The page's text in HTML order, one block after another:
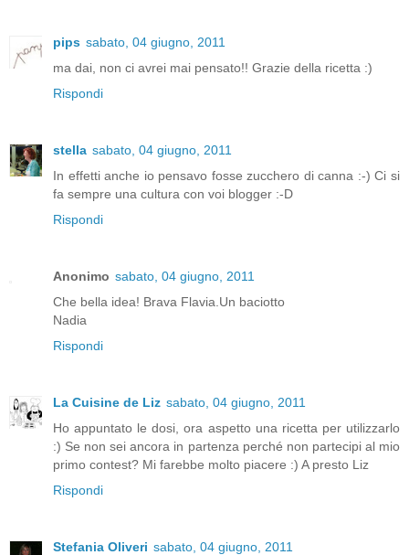
pips sabato, 04 giugno, 2011
ma dai, non ci avrei mai pensato!! Grazie della ricetta :)
Rispondi
stella sabato, 04 giugno, 2011
In effetti anche io pensavo fosse zucchero di canna :-) Ci si
fa sempre una cultura con voi blogger :-D
Rispondi
Anonimo sabato, 04 giugno, 2011
Che bella idea! Brava Flavia.Un baciotto
Nadia
Rispondi
La Cuisine de Liz sabato, 04 giugno, 2011
Ho appuntato le dosi, ora aspetto una ricetta per utilizzarlo
:) Se non sei ancora in partenza perché non partecipi al mio
primo contest? Mi farebbe molto piacere :) A presto Liz
Rispondi
Stefania Oliveri sabato, 04 giugno, 2011